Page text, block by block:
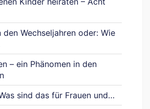
den Wechseljahren oder: Wie
– ein Phänomen in den
sind das für Frauen und…